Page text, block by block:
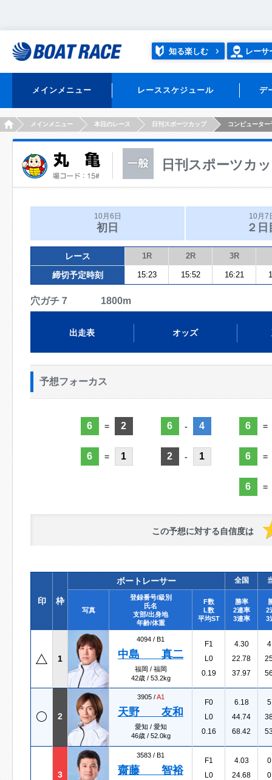
知る楽しむ レーサ
メインメニュー レーススケジュール デ
HOMEメインメニュー 本日のレース 日刊スポーツカップ コンピューター
日刊スポーツカ
10月6日
初日
10月7
２日
レース 1R 2R 3R
締切予定時刻 15:23 15:52 16:21
穴ガチ７ 1800m
出走表 オッズ
予想フォーカス
6 = 2
6 = 1
6 - 4
2 - 1
6 =
6 =
6 =
この予想に対する自信度は
印 枠
ボートレーサー 全国
写真
登録番号/級別
氏名
支部/出身地
年齢/体重
F数
L数
平均ST
勝率
2連率
3連率
2
3
1
4094 / B1
中島 真二
福岡 / 福岡
42歳 / 53.2kg
F1
L0
0.19
4.30
22.78
37.97
2
3905 /A1
天野 友和
愛知 / 愛知
46歳 / 52.0kg
F0
L0
0.16
6.18
44.74
68.42
3
3583 / B1
齋藤 智裕
F1
L0
4.03
24.68